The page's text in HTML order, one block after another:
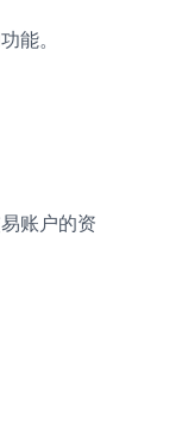
能。
账户的资